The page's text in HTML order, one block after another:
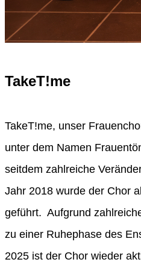
TakeT!me
TakeT!me, unser
unter dem Namen
seitdem zahlreiche
Jahr 2018 wurde der Chor
geführt. Aufgrund
zu einer Ruhephase des
2025 ist der Chor wieder